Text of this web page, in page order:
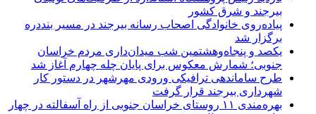
بیرجند و شرق کشور
پیاده‌روی خانوادگی اصحاب رسانه بیرجند در مسیر بنددره
برگزار شد
یکصد و پنجاه‌وهشتمین شب میدان‌داری مردم خراسان
جنوبی؛ شمارش معکوس برای پایان چله چهارم آغاز شد
طرح ساماندهی ترافیکی ورودی مهرشهر در دستور کار
شهرداری بیرجند قرار گرفت
بهره‌مندی ۱۱ روستای خراسان جنوبی از راه آسفالته در چهار